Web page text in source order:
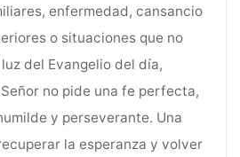
enfermedad, cansancio
o situaciones que no
del Evangelio del día,
no pide una fe perfecta,
y perseverante. Una
la esperanza y volver